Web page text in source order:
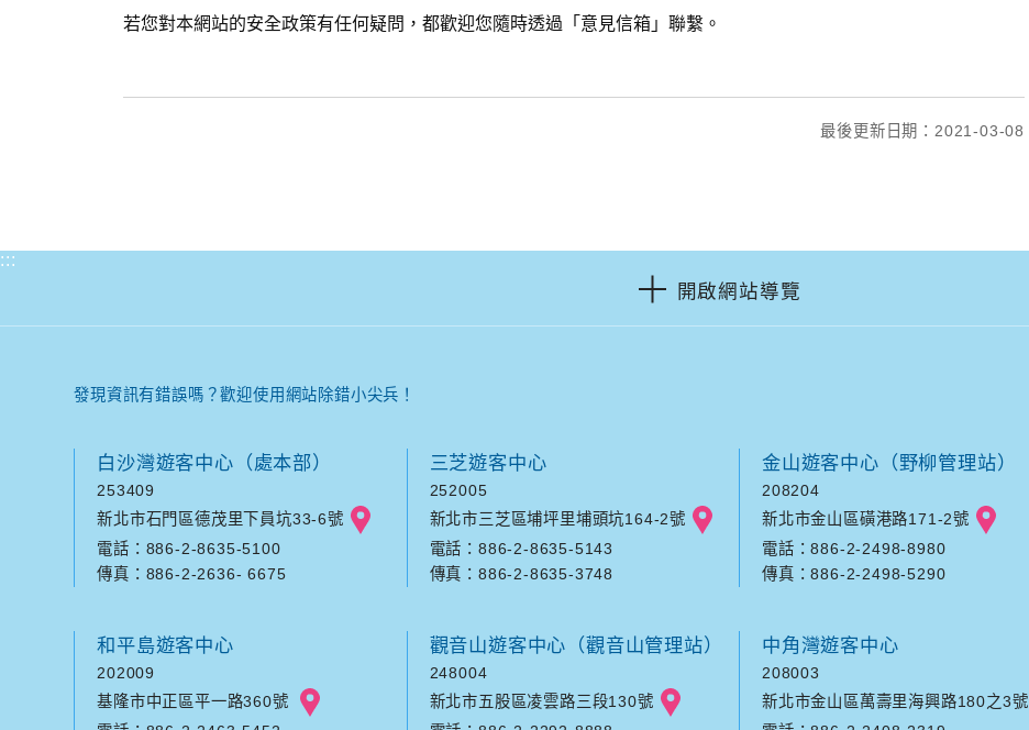
若您對本網站的安全政策有任何疑問，都歡迎您隨時透過「意見信箱」聯繫。
最後更新日期：2021-03-08
:::
開啟網站導覽
發現資訊有錯誤嗎？歡迎使用網站除錯小尖兵！
白沙灣遊客中心（處本部）
253409
新北市石門區德茂里下員坑33-6號
電話：886-2-8635-5100
傳真：886-2-2636- 6675
三芝遊客中心
252005
新北市三芝區埔坪里埔頭坑164-2號
電話：886-2-8635-5143
傳真：886-2-8635-3748
金山遊客中心（野柳管理站）
208204
新北市金山區磺港路171-2號
電話：886-2-2498-8980
傳真：886-2-2498-5290
和平島遊客中心
202009
基隆市中正區平一路360號
觀音山遊客中心（觀音山管理站）
248004
新北市五股區凌雲路三段130號
中角灣遊客中心
208003
新北市金山區萬壽里海興路180之3號